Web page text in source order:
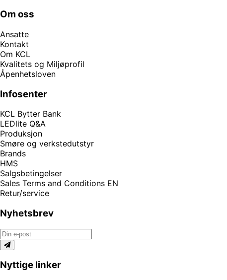
Om oss
Ansatte
Kontakt
Om KCL
Kvalitets og Miljøprofil
Åpenhetsloven
Infosenter
KCL Bytter Bank
LEDlite Q&A
Produksjon
Smøre og verkstedutstyr
Brands
HMS
Salgsbetingelser
Sales Terms and Conditions EN
Retur/service
Nyhetsbrev
Nyttige linker